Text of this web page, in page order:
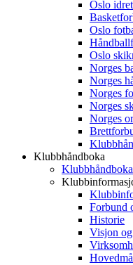
Oslo
Oslo
Oslo
Norges
Norges
Norges
Norges
Norges
Klubbhåndboka
Klubbhåndboka
Forbund
Historie
Visjon